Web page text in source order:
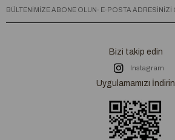
Bizi takip edin
Instagram
Uygulamamızı İndirin